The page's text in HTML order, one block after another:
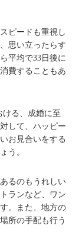
ピードも重視し
思い立ったらす
平均で33日後に
費することもあ
る、成婚に至
して、ハッピー
お見合いをする
う。
るのもうれしい
ランなど、ワン
。また、地方の
所の手配も行う